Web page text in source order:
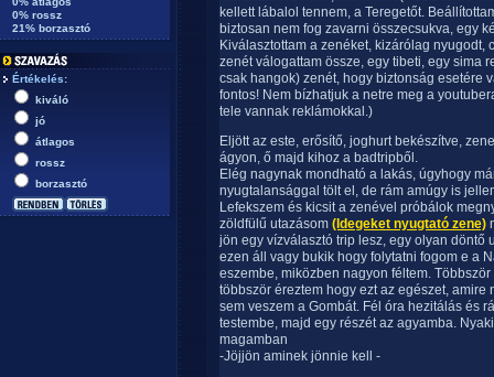
0% rossz
21% borzasztó
Értékelés:
kiváló
jó
átlagos
rossz
borzasztó
kellett lábalol tennem, a Teregetőt.
biztosan nem fog zavarni összecsukva, egy
Kiválasztottam a zenéket, kizárólag
zenét válogattam össze, egy tibeti, egy sima
csak hangok) zenét, hogy biztonság esetére
fontos! Nem bízhatjuk a netre meg a
tele vannak reklámokkal.)
Eljött az este, erősítő, joghurt bekészítve,
ágyon, ő majd kihoz a badtripből.
Elég nagynak mondható a lakás, úgyhogy
nyugtalansággal tölt el, de rám amúgy is
Lefekszem és kicsit a zenével próbálok
zöldfülű utazásom (Idegeket nyugtató zene)
jön egy vízválasztó trip lesz, egy olyan döntő
ezen áll vagy bukik hogy folytatni fogom e a
eszembe, miközben nagyon féltem.
többször éreztem hogy ezt az egészet,
sem veszem a Gombát. Fél óra hezitálás és
testembe, majd egy részét az agyamba.
magamban
-Jöjjön aminek jönnie kell -